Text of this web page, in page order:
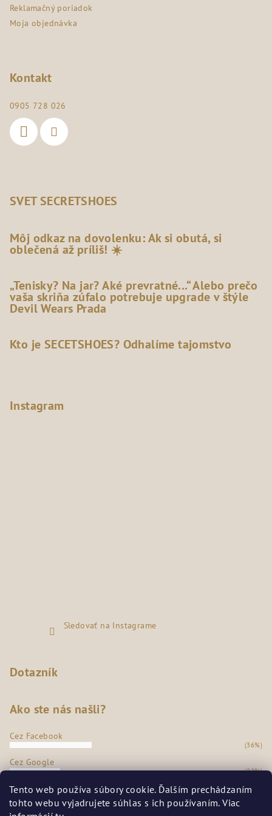
Tento web používa súbory cookie. Ďalším prechádzaním
tohto webu vyjadrujete súhlas s ich používaním. Viac
Reklamačný poriadok
Moja objednávka
Kontakt
0905 728 026
SVET SECRETSHOES
Môj odkaz na dovolenku: Ak si obutá, si
oblečená až príliš! ☀️
„Tenisky? Na jar? Aké prevratné...“ Alebo prečo
vaša skriňa zúfalo potrebuje upgrade v štýle
Devil Wears Prada
Kto je SECETSHOES? Odhalíme tajomstvo
Instagram
Sledovať na Instagrame
Dotazník
Ako ste nás našli?
Cez Facebook
(36%)
Cez Google
(22%)
Z našej predajne